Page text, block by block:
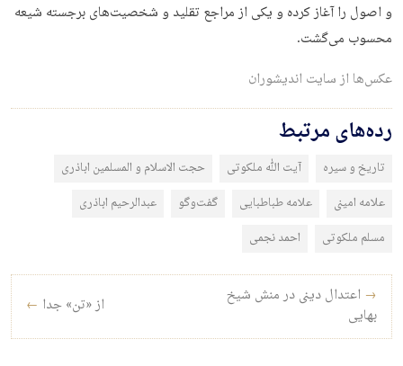
و اصول را آغاز کرده و یکی از مراجع تقلید و شخصیت‌های برجسته شیعه
محسوب می‌گشت.
عکس‌ها از سایت اندیشوران
رده‌های مرتبط
تاریخ و سیره آیت الله ملکوتی
حجت الاسلام و المسلمین اباذری
علامه امینی
علامه طباطبایی گفت‌وگو
عبدالرحیم اباذری
مسلم ملکوتی
احمد نجمی
راه‌بری نوشته
→ اعتدال دینی در منش شیخ
بهایی
از «تن» جدا ←